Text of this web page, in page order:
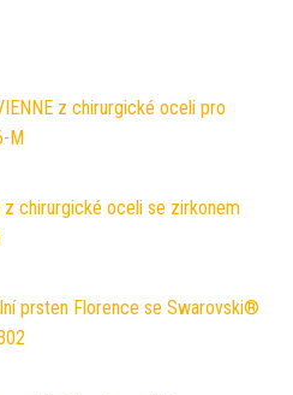
z chirurgické oceli pro
M
z chirurgické oceli se zirkonem
prsten Florence se Swarovski®